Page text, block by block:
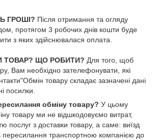
ГРОШІ? Після отримання та огляду
протягом 3 робочих днів кошти буде
з яких здійснювалася оплата.
ТОВАР? ЩО РОБИТИ? Для того, щоб
Вам необхідно зателефонувати, які
товару складає зазначені дані
посилки.
обміну товару? У цьому
товару ми не відшкодовуємо витрат,
послуг з доставки товару, а саме: виїзд
пересилання транспортною компанією до